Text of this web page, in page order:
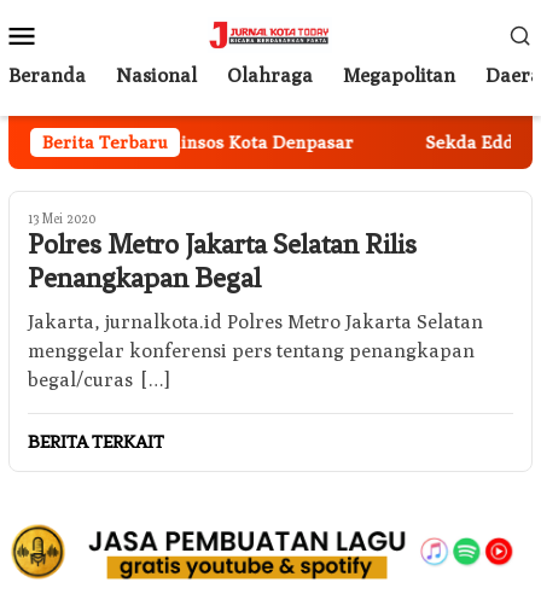
ke
kontenMobile
Beranda Nasional Olahraga Megapolitan
Berita Terbaru
Percepatan Perlinsos Kota Denpasar Sekda Eddy
13 Mei 2020
Polres Metro Jakarta Selatan Rilis
Penangkapan Begal
Jakarta, jurnalkota.id Polres Metro Jakarta Selatan
menggelar konferensi pers tentang penangkapan
begal/curas […]
BERITA TERKAIT